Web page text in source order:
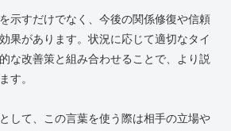
示すだけでなく、今後の関係修復や信頼
果があります。状況に応じて適切なタイ
な改善策と組み合わせることで、より説
す。
して、この言葉を使う際は相手の立場や